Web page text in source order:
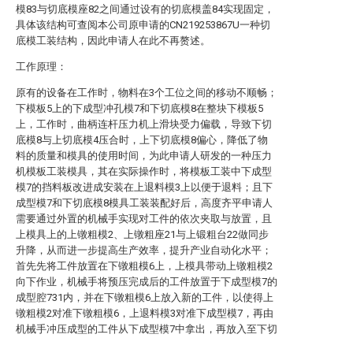
模83与切底模座82之间通过设有的切底模盖84实现固定，
具体该结构可查阅本公司原申请的CN219253867U一种切
底模工装结构，因此申请人在此不再赘述。
工作原理：
原有的设备在工作时，物料在3个工位之间的移动不顺畅；
下模板5上的下成型冲孔模7和下切底模8在整块下模板5
上，工作时，曲柄连杆压力机上滑块受力偏载，导致下切
底模8与上切底模4压合时，上下切底模8偏心，降低了物
料的质量和模具的使用时间，为此申请人研发的一种压力
机模板工装模具，其在实际操作时，将模板工装中下成型
模7的挡料板改进成安装在上退料模3上以便于退料；且下
成型模7和下切底模8模具工装装配好后，高度齐平申请人
需要通过外置的机械手实现对工件的依次夹取与放置，且
上模具上的上镦粗模2、上镦粗座21与上锻粗台22做同步
升降，从而进一步提高生产效率，提升产业自动化水平；
首先先将工件放置在下镦粗模6上，上模具带动上镦粗模2
向下作业，机械手将预压完成后的工件放置于下成型模7的
成型腔731内，并在下镦粗模6上放入新的工件，以使得上
镦粗模2对准下镦粗模6，上退料模3对准下成型模7，再由
机械手冲压成型的工件从下成型模7中拿出，再放入至下切